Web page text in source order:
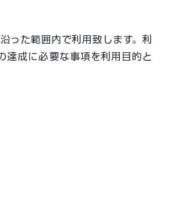
った範囲内で利用致します。利
達成に必要な事項を利用目的と